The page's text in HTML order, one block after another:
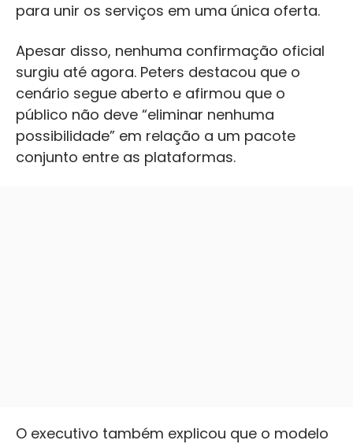
para unir os serviços em uma única oferta.
Apesar disso, nenhuma confirmação oficial
surgiu até agora. Peters destacou que o
cenário segue aberto e afirmou que o
público não deve “eliminar nenhuma
possibilidade” em relação a um pacote
conjunto entre as plataformas.
O executivo também explicou que o modelo